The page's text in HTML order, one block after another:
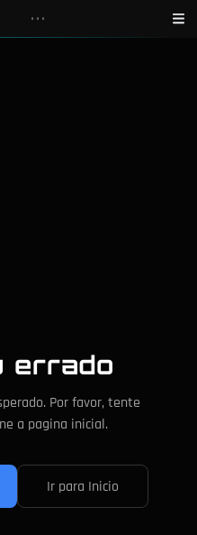
•••
errado
Por favor, tente
a pagina inicial.
Ir para Inicio